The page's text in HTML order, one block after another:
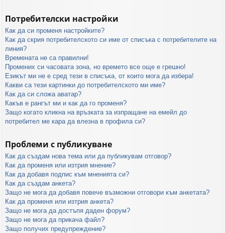
Потребителски настройки
Как да си променя настройките?
Как да скрия потребителското си име от списъка с потребителите на
линия?
Времената не са правилни!
Промених си часовата зона, но времето все още е грешно!
Езикът ми не е сред тези в списъка, от които мога да избера!
Какви са тези картинки до потребителското ми име?
Как да си сложа аватар?
Какъв е рангът ми и как да го променя?
Защо когато кликна на връзката за изпращане на емейл до
потребител ме кара да влезна в профила си?
Проблеми с публикуване
Как да създам нова тема или да публикувам отговор?
Как да променя или изтрия мнение?
Как да добавя подпис към мненията си?
Как да създам анкета?
Защо не мога да добавя повече възможни отговори към анкетата?
Как да променя или изтрия анкета?
Защо не мога да достъпя даден форум?
Защо не мога да прикача файл?
Защо получих предупреждение?